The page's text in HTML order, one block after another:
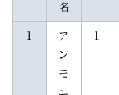
名
1
ア
ン
モ
ニ
1